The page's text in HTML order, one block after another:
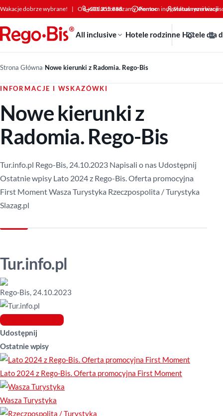
Przejdź do treści
Wakacje dobrze wybrane! | Od +30 lat doradzamy klientom indywidualnym i
601 355 888 Pomoc Status rezerwacji
All inclusive Hotele rodzinne Hotele dla
Strona Główna›Nowe kierunki z Radomia. Rego-Bis
INFORMACJE I WSKAZÓWKI
Nowe kierunki z
Radomia. Rego-Bis
Tur.info.pl Rego-Bis, 24.10.2023 Napisali o nas Udostępnij
Ostatnie wpisy Lato 2024 z Rego-Bis. Oferta promocyjna
First Moment Wasza Turystyka Rzeczpospolita / Turystyka
Slazag.pl
Tur.info.pl
Rego-Bis, 24.10.2023
Udostępnij
Ostatnie wpisy
Lato 2024 z Rego-Bis. Oferta promocyjna First Moment
Wasza Turystyka